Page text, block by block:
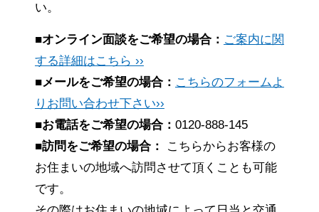
い。
■オンライン面談をご希望の場合： ご案内に関
する詳細はこちら ››
■メールをご希望の場合： こちらのフォームよ
りお問い合わせ下さい››
■お電話をご希望の場合： 0120-888-145
■訪問をご希望の場合：
こちらからお客様の
お住まいの地域へ訪問させて頂くことも可能
です。